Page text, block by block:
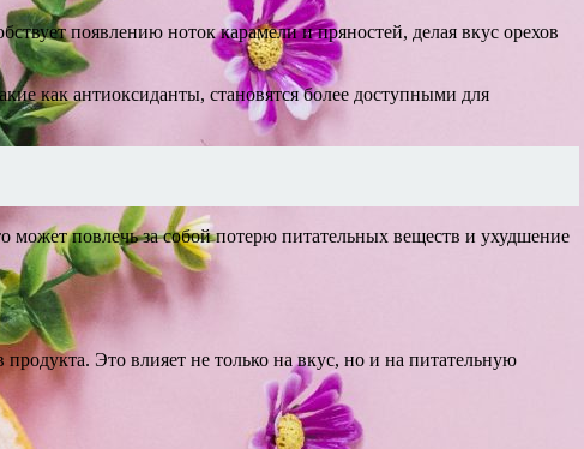
появлению ноток карамели и пряностей, делая вкус орехов
как антиоксиданты, становятся более доступными для
повлечь за собой потерю питательных веществ и ухудшение
Это влияет не только на вкус, но и на питательную